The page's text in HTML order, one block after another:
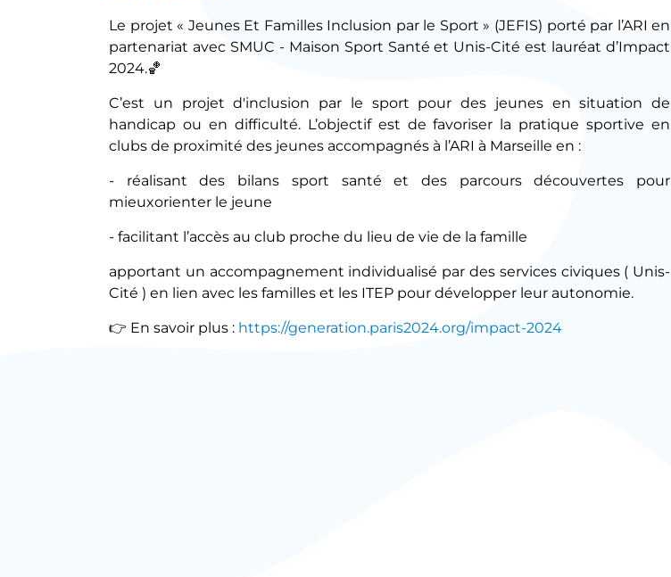
Le projet « Jeunes Et Familles Inclusion par le Sport » (JEFIS) porté par l’ARI en
partenariat avec SMUC - Maison Sport Santé et Unis-Cité est lauréat d’Impact
2024.🏀
C’est un projet d'inclusion par le sport pour des jeunes en situation de
handicap ou en difficulté. L’objectif est de favoriser la pratique sportive en
clubs de proximité des jeunes accompagnés à l’ARI à Marseille en :
- réalisant des bilans sport santé et des parcours découvertes pour
mieuxorienter le jeune
- facilitant l’accès au club proche du lieu de vie de la famille
apportant un accompagnement individualisé par des services civiques ( Unis-
Cité ) en lien avec les familles et les ITEP pour développer leur autonomie.
👉 En savoir plus : https://generation.paris2024.org/impact-2024